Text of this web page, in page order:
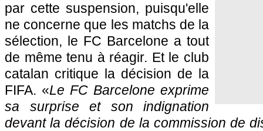
par cette suspension, puisqu'elle
ne concerne que les matchs de la
sélection, le FC Barcelone a tout
de même tenu à réagir. Et le club
catalan critique la décision de la
FIFA. «Le FC Barcelone exprime
sa surprise et son indignation
devant la décision de la commission de